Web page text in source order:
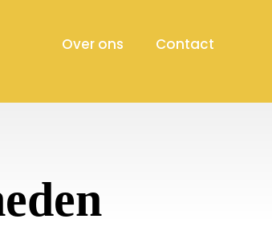
Over ons Contact